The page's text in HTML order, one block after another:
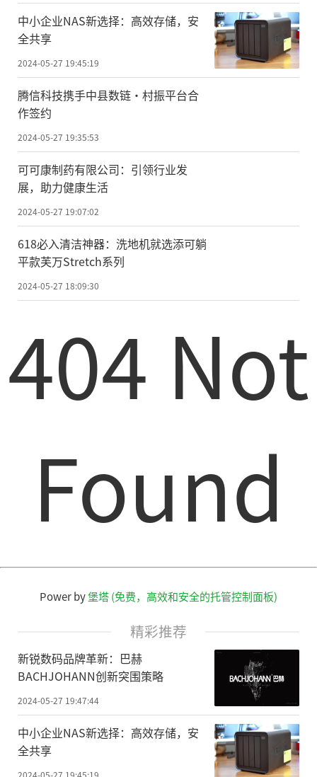
中小企业NAS新选择：高效存储，安
全共享
2024-05-27 19:45:19
腾信科技携手中县数链·村振平台合
作签约
2024-05-27 19:35:53
可可康制药有限公司：引领行业发
展，助力健康生活
2024-05-27 19:07:02
618必入清洁神器：洗地机就选添可躺
平款芙万Stretch系列
2024-05-27 18:09:30
404 Not
Found
Power by堡塔 (免费，高效和安全的托管控制面板)
精彩推荐
新锐数码品牌革新：巴赫
BACHJOHANN创新突围策略
2024-05-27 19:47:44
中小企业NAS新选择：高效存储，安
全共享